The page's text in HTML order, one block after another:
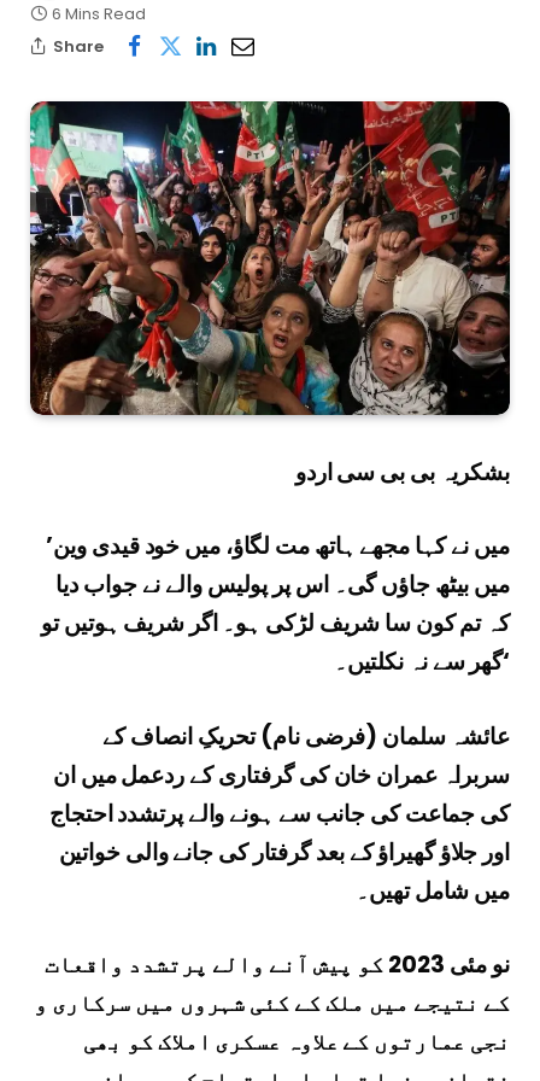
6 Mins Read
Share
بشکریہ بی بی سی اردو
’میں نے کہا مجھے ہاتھ مت لگاؤ، میں خود قیدی وین
میں بیٹھ جاؤں گی۔ اس پر پولیس والے نے جواب دیا
کہ تم کون سا شریف لڑکی ہو۔ اگر شریف ہوتیں تو
گھر سے نہ نکلتیں۔‘
عائشہ سلمان (فرضی نام) تحریکِ انصاف کے
سربراہ عمران خان کی گرفتاری کے ردعمل میں ان
کی جماعت کی جانب سے ہونے والے پرتشدد احتجاج
اور جلاؤ گھیراؤ کے بعد گرفتار کی جانے والی خواتین
میں شامل تھیں۔
نو مئی 2023 کو پیش آنے والے پرتشدد واقعات
کے نتیجے میں ملک کے کئی شہروں میں سرکاری و
نجی عمارتوں کے علاوہ عسکری املاک کو بھی